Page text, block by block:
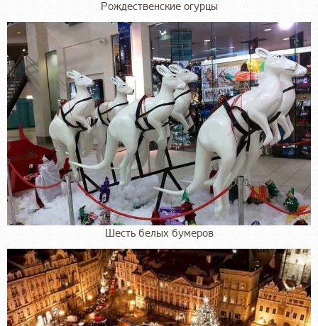
Рождественские огурцы
Шесть белых бумеров